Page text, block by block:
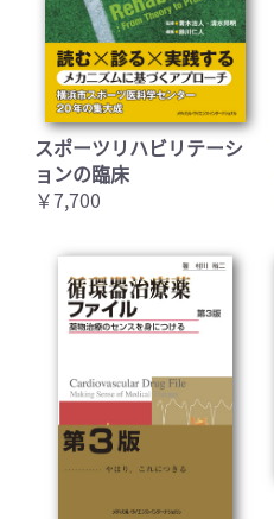
スポーツリハビリテーシ
ョンの臨床
￥7,700